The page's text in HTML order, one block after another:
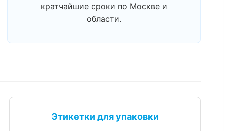
кратчайшие сроки по Москве и
области.
Этикетки для упаковки